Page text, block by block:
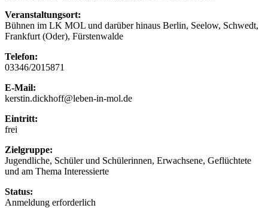
Veranstaltungsort:
Bühnen im LK MOL und darüber hinaus Berlin, Seelow, Schwedt,
Frankfurt (Oder), Fürstenwalde
Telefon:
03346/2015871
E-Mail:
kerstin.dickhoff@leben-in-mol.de
Eintritt:
frei
Zielgruppe:
Jugendliche, Schüler und Schülerinnen, Erwachsene, Geflüchtete
und am Thema Interessierte
Status:
Anmeldung erforderlich